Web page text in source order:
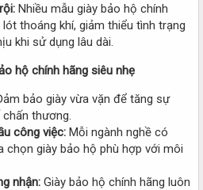
Nhiều mẫu giày bảo hộ chính
thoáng khí, giảm thiểu tình trạng
khi sử dụng lâu dài.
hộ chính hãng siêu nhẹ
bảo giày vừa vặn để tăng sự
thương.
công việc: Mỗi ngành nghề có
chọn giày bảo hộ phù hợp với môi
nhận: Giày bảo hộ chính hãng luôn